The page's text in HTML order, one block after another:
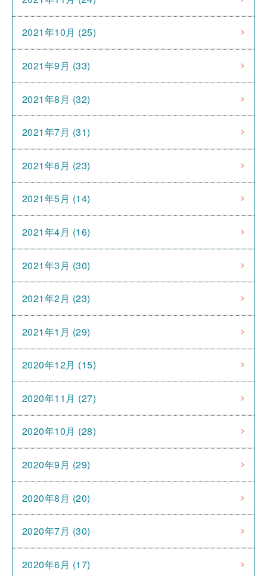
2021年10月 (25)
2021年9月 (33)
2021年8月 (32)
2021年7月 (31)
2021年6月 (23)
2021年5月 (14)
2021年4月 (16)
2021年3月 (30)
2021年2月 (23)
2021年1月 (29)
2020年12月 (15)
2020年11月 (27)
2020年10月 (28)
2020年9月 (29)
2020年8月 (20)
2020年7月 (30)
2020年6月 (17)